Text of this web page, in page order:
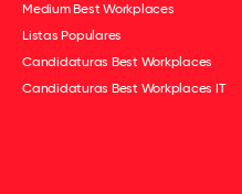
Medium Best Workplaces
Listas Populares
Candidaturas Best Workplaces
Candidaturas Best Workplaces IT